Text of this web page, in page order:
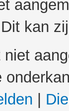
kan
niet